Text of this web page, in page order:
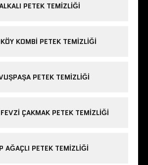
PETEK TEMIZLIĞI
KOMBI PETEK TEMIZLIĞI
PETEK TEMIZLIĞI
ÇAKMAK PETEK TEMIZLIĞI
AĞAÇLI PETEK TEMIZLIĞI